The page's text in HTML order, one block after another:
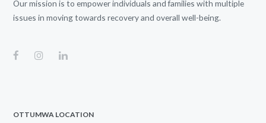
Our mission is to empower individuals and families with multiple
issues in moving towards recovery and overall well-being.
OTTUMWA LOCATION